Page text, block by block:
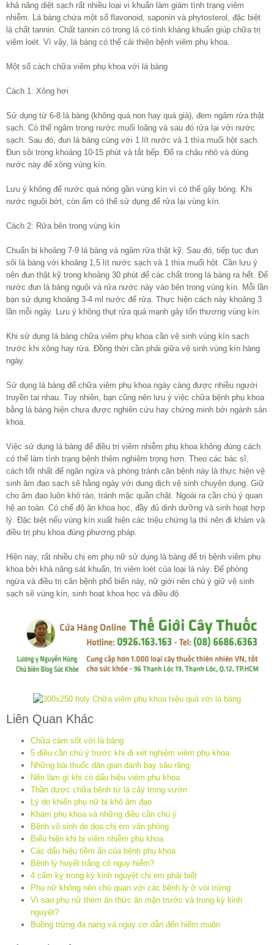
khả năng diệt sạch rất nhiều loại vi khuẩn làm giảm tình trạng viêm
nhiễm. Lá bàng chứa một số flavonoid, saponin và phytosterol, đặc biệt
là chất tannin. Chất tannin có trong lá có tính kháng khuẩn giúp chữa trị
viêm loét. Vì vậy, lá bàng có thể cải thiện bệnh viêm phụ khoa.
Một số cách chữa viêm phụ khoa với lá bàng
Cách 1: Xông hơi
Sử dụng từ 6-8 lá bàng (không quá non hay quá già), đem ngâm rửa thật
sạch. Có thể ngâm trong nước muối loãng và sau đó rửa lại với nước
sạch. Sau đó, đun lá bàng cùng với 1 lít nước và 1 thìa muối hột sạch.
Đun sôi trong khoảng 10-15 phút và tắt bếp. Đổ ra chậu nhỏ và dùng
nước này để xông vùng kín.
Lưu ý không để nước quá nóng gần vùng kín vì có thể gây bỏng. Khi
nước nguội bớt, còn ấm có thể sử dụng để rửa lại vùng kín.
Cách 2: Rửa bên trong vùng kín
Chuẩn bị khoảng 7-9 lá bàng và ngâm rửa thật kỹ. Sau đó, tiếp tục đun
sôi lá bàng với khoảng 1,5 lít nước sạch và 1 thìa muối hột. Cần lưu ý
nên đun thật kỹ trong khoảng 30 phút để các chất trong lá bàng ra hết. Để
nước đun lá bàng nguội và rửa nước này vào bên trong vùng kín. Mỗi lần
bạn sử dụng khoảng 3-4 ml nước để rửa. Thực hiện cách này khoảng 3
lần mỗi ngày. Lưu ý không thụt rửa quá mạnh gây tổn thương vùng kín.
Khi sử dụng lá bàng chữa viêm phụ khoa cần vệ sinh vùng kín sạch
trước khi xông hay rửa. Đồng thời cần phải giữa vệ sinh vùng kín hàng
ngày.
Sử dụng lá bàng để chữa viêm phụ khoa ngày càng được nhiều người
truyền tai nhau. Tuy nhiên, bạn cũng nên lưu ý việc chữa bệnh phụ khoa
bằng lá bàng hiện chưa được nghiên cứu hay chứng minh bởi ngành sản
khoa.
Việc sử dụng lá bàng để điều trị viêm nhiễm phụ khoa không đúng cách
có thể làm tình trạng bệnh thêm nghiêm trọng hơn. Theo các bác sĩ,
cách tốt nhất để ngăn ngừa và phòng tránh căn bệnh này là thực hiện vệ
sinh âm đạo sạch sẽ hằng ngày với dung dịch vệ sinh chuyên dụng. Giữ
cho âm đạo luôn khô ráo, tránh mặc quần chật. Ngoài ra cần chú ý quan
hệ an toàn. Có chế độ ăn khoa học, đầy đủ dinh dưỡng và sinh hoạt hợp
lý. Đặc biệt nếu vùng kín xuất hiện các triệu chứng lạ thì nên đi khám và
điều trị phụ khoa đúng phương pháp.
Hiện nay, rất nhiều chị em phụ nữ sử dụng lá bàng để trị bệnh viêm phụ
khoa bởi khá năng sát khuẩn, trị viêm loét của loại lá này. Để phòng
ngừa và điều trị căn bệnh phổ biến này, nữ giới nên chú ý giữ vệ sinh
sạch sẽ vùng kín, sinh hoạt khoa học và điều độ.
Liên Quan Khác
Chữa cảm sốt với lá bàng
5 điều cần chú ý trước khi đi xét nghiệm viêm phụ khoa
Những bài thuốc dân gian đánh bay sâu răng
Nên làm gì khi có dấu hiệu viêm phụ khoa
Thần dược chữa bệnh từ lá cây trong vườn
Lý do khiến phụ nữ bị khô âm đạo
Khám phụ khoa và những điều cần chú ý
Bệnh vô sinh de dọa chị em văn phòng
Biểu hiện khi bị viêm nhiễm phụ khoa
Các dấu hiệu tiềm ẩn của bệnh phụ khoa
Bệnh lý huyết trắng có nguy hiểm?
4 cấm kỵ trong kỳ kinh nguyệt chị em phải biết
Phụ nữ không nên chủ quan với các bệnh lý ở vòi trứng
Vì sao phụ nữ thèm ăn thức ăn mặn trước và trong kỳ kinh
nguyệt?
Buồng trứng đa nang và nguy cơ dẫn đến hiếm muộn